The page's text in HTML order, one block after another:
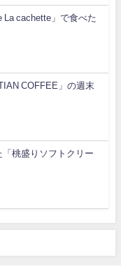
La cachette」で食べた
COFFEE」の週末
桃盛りソフトクリー